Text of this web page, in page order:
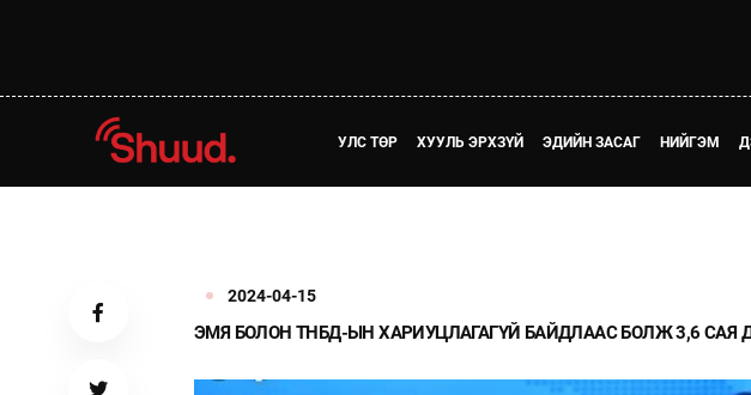
УЛС ТӨР ХУУЛЬ ЭРХЗҮЙ ЭДИЙН ЗАСАГ НИЙГЭМ
2024-04-15
ЭМЯ БОЛОН ТНБД-ЫН ХАРИУЦЛАГАГҮЙ БАЙДЛААС БОЛЖ 3,6 САЯ